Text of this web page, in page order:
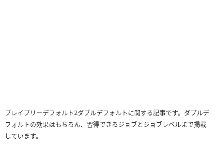
ブレイブリーデフォルト2ダブルデフォルトに関する記事です。ダブルデ
フォルトの効果はもちろん、習得できるジョブとジョブレベルまで掲載
しています。